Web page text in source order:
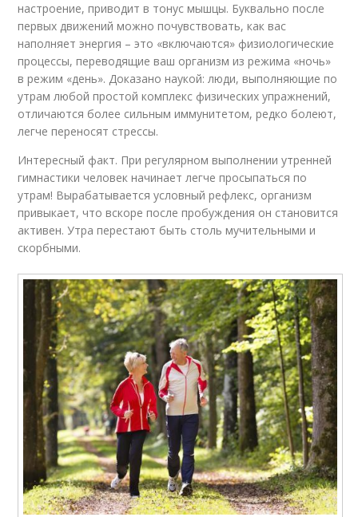
настроение, приводит в тонус мышцы. Буквально после
первых движений можно почувствовать, как вас
наполняет энергия – это «включаются» физиологические
процессы, переводящие ваш организм из режима «ночь»
в режим «день». Доказано наукой: люди, выполняющие по
утрам любой простой комплекс физических упражнений,
отличаются более сильным иммунитетом, редко болеют,
легче переносят стрессы.
Интересный факт. При регулярном выполнении утренней
гимнастики человек начинает легче просыпаться по
утрам! Вырабатывается условный рефлекс, организм
привыкает, что вскоре после пробуждения он становится
активен. Утра перестают быть столь мучительными и
скорбными.